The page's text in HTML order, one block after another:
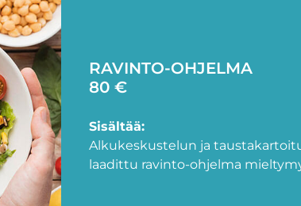
RAVINTO-OHJELMA
80 €
Sisältää:
Alkukeskustelun ja
laadittu ravinto-ohjelma